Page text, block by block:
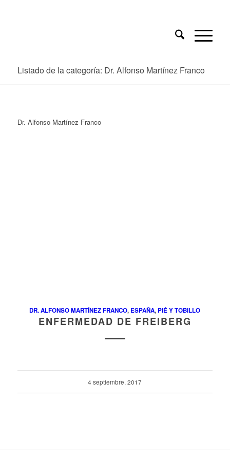
Listado de la categoría: Dr. Alfonso Martínez Franco
Dr. Alfonso Martínez Franco
DR. ALFONSO MARTÍNEZ FRANCO, ESPAÑA,PIÉ Y TOBILLO
ENFERMEDAD DE FREIBERG
4 septiembre, 2017